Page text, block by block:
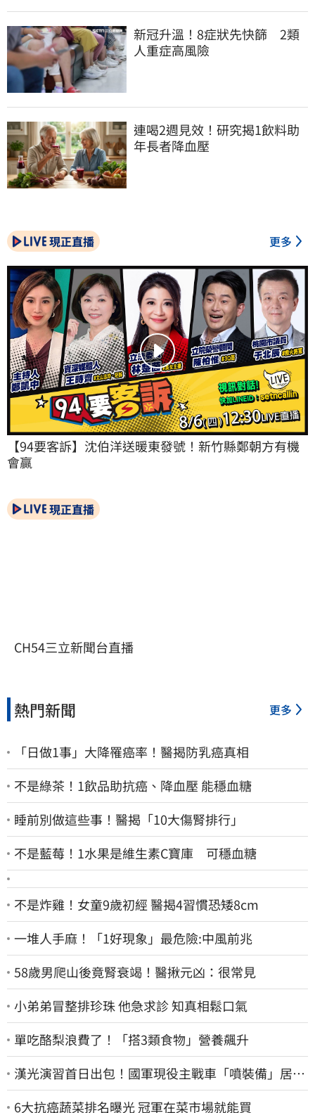
新冠升溫！8症狀先快篩　2類
人重症高風險
連喝2週見效！研究揭1飲料助
年長者降血壓
現正直播 更多
【94要客訴】沈伯洋送暖東發號！新竹縣鄭朝方有機
會贏
現正直播
CH54三立新聞台直播
熱門新聞 更多
「日做1事」大降罹癌率！醫揭防乳癌真相
不是綠茶！1飲品助抗癌、降血壓 能穩血糖
睡前別做這些事！醫揭「10大傷腎排行」
不是藍莓！1水果是維生素C寶庫 可穩血糖
不是炸雞！女童9歲初經 醫揭4習慣恐矮8cm
一堆人手麻！「1好現象」最危險:中風前兆
58歲男爬山後竟腎衰竭！醫揪元凶：很常見
小弟弟冒整排珍珠 他急求診 知真相鬆口氣
單吃酪梨浪費了！「搭3類食物」營養飆升
漢光演習首日出包！國軍現役主戰車「噴裝備」居民
撿到零件…軍方說話了
6大抗癌蔬菜排名曝光 冠軍在菜市場就能買